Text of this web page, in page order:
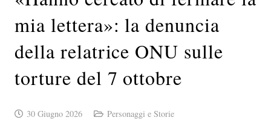
mia lettera»: la denuncia
della relatrice ONU sulle
torture del 7 ottobre
30 Giugno 2026 Personaggi e Storie